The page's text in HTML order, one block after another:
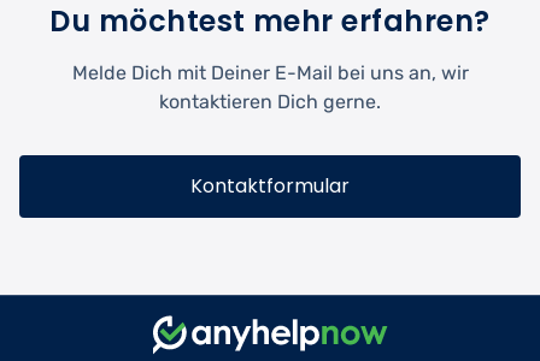
Du möchtest mehr erfahren?
Melde Dich mit Deiner E-Mail bei uns an, wir
kontaktieren Dich gerne.
Kontaktformular